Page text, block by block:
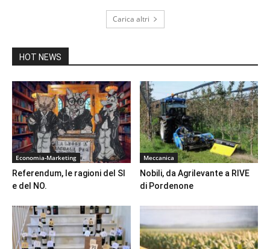
Carica altri
HOT NEWS
Economia-Marketing
Referendum, le ragioni del SI
e del NO.
Meccanica
Nobili, da Agrilevante a RIVE
di Pordenone